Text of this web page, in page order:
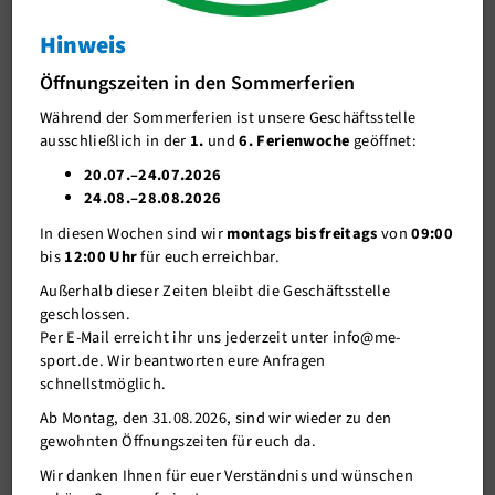
Bericht in der WZ über den Triathlon in
Düsseldorf 2019
Triathlon bringt Vollprofis, Hobbysportler und
Öffentlichkeit zusammen
J-Team
Stellenangebote
Förderverein me-sport e.V.
Mitgliederservice
Verantwortung
Hinweis
Öffnungszeiten in den Sommerferien
Während der Sommerferien ist unsere Geschäftsstelle
ausschließlich in der 1. und6. Ferienwochegeöffnet:
20.07.–24.07.2026
24.08.–28.08.2026
In diesen Wochen sind wirmontags bis freitagsvon09:00
bis12:00 Uhrfür euch erreichbar.
Außerhalb dieser Zeiten bleibt die Geschäftsstelle
geschlossen.
Per E-Mail erreicht ihr uns jederzeit unter info@me-
sport.de. Wir beantworten eure Anfragen
schnellstmöglich.
Ab Montag, den 31.08.2026, sind wir wieder zu den
gewohnten Öffnungszeiten für euch da.
Wir danken Ihnen für euer Verständnis und wünschen